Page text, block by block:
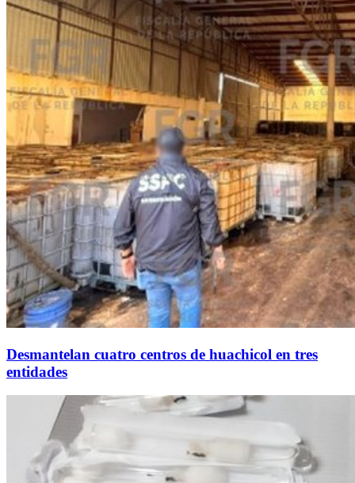
Desmantelan cuatro centros de huachicol en tres
entidades